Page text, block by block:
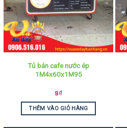
Tủ bán cafe nước ép
1M4x60x1M95
9₫
THÊM VÀO GIỎ HÀNG